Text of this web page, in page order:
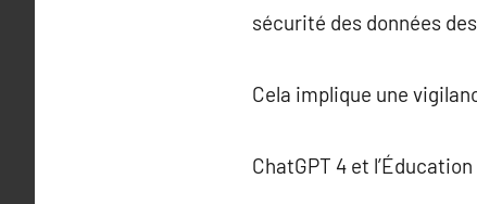
sécurité des données
Cela implique une
ChatGPT 4 et l’Éducation